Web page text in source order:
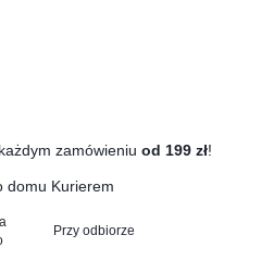
zamówieniu od 199 zł!
domu Kurierem
Przy odbiorze